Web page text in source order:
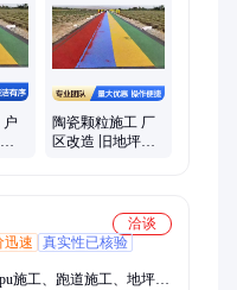
户
陶瓷颗粒施工 厂
区改造 旧地坪翻
洽谈
迅速
真实性已核验
施工、跑道施工、地坪